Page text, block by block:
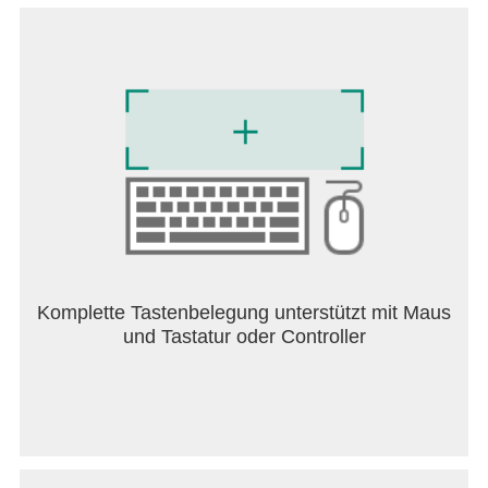
gameplay, and immersive storytelling. It challenges
players to confront their fears, think critically, and
adapt quickly in an environment where every
decision can mean the difference between life and
death. For fans of atmospheric horror and sci-fi
thrillers, this game promises a memorable and
Komplette Tastenbelegung unterstützt mit Maus
und Tastatur oder Controller